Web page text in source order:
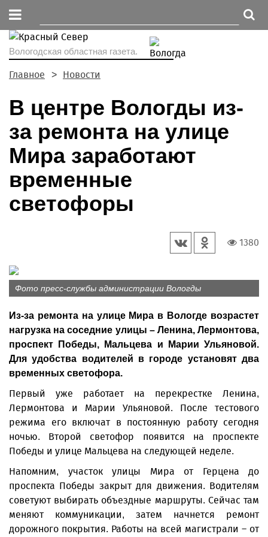
Вологодская областная газета.
Главное Новости
В центре Вологды из-
за ремонта на улице
Мира заработают
временные
светофоры
1380
Фото пресс-службы администрации Вологды
Из-за ремонта на улице Мира в Вологде возрастет
нагрузка на соседние улицы – Ленина, Лермонтова,
проспект Победы, Мальцева и Марии Ульяновой.
Для удобства водителей в городе установят два
временных светофора.
Первый уже работает на перекрестке Ленина,
Лермонтова и Марии Ульяновой. После тестового
режима его включат в постоянную работу сегодня
ночью. Второй светофор появится на проспекте
Победы и улице Мальцева на следующей неделе.
Напомним, участок улицы Мира от Герцена до
проспекта Победы закрыт для движения. Водителям
советуют выбирать объездные маршруты. Сейчас там
меняют коммуникации, затем начнется ремонт
дорожного покрытия. Работы на всей магистрали – от